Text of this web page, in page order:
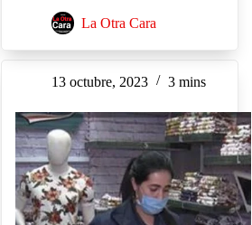
La Otra Cara
13 octubre, 2023 3 mins